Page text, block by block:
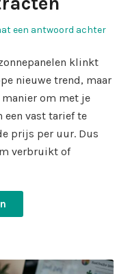
een antwoord achter
klinkt
nieuwe trend, maar
om met je
een vast tarief te
prijs per uur. Dus
verbruikt of